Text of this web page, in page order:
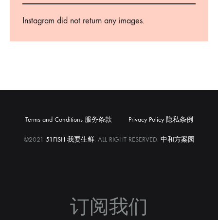
Instagram did not return any images.
©2021 51FISH 我要生鲜. ALL RIGHT RESERVED. 中和方案园
Terms and Conditions 服务条款 Privacy Policy 隐私条例
订阅我们